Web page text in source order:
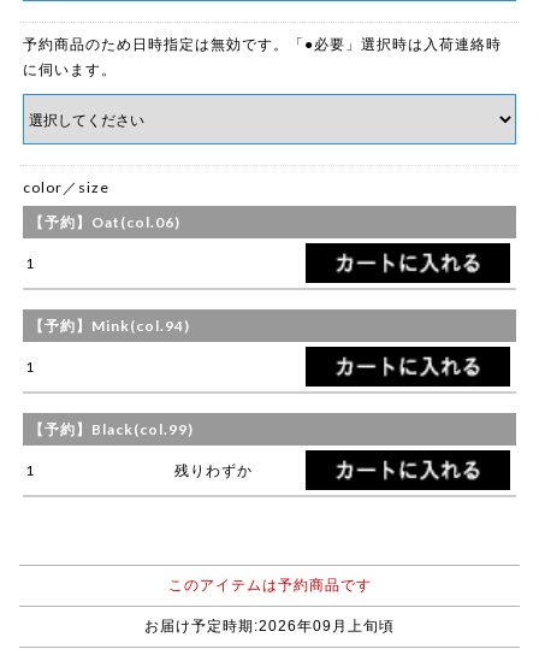
予約商品のため日時指定は無効です。「●必要」選択時は入荷連絡時
に伺います。
color／size
【予約】Oat(col.06)
1
【予約】Mink(col.94)
1
【予約】Black(col.99)
1 残りわずか
このアイテムは予約商品です
お届け予定時期:2026年09月上旬頃